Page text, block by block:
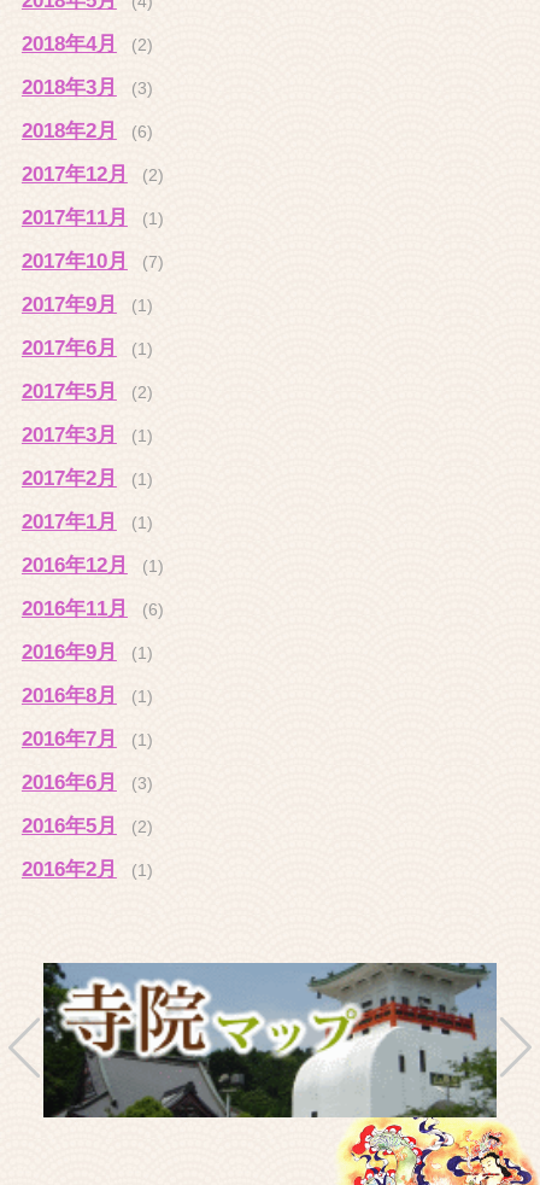
2018年4月 (2)
2018年3月 (3)
2018年2月 (6)
2017年12月 (2)
2017年11月 (1)
2017年10月 (7)
2017年9月 (1)
2017年6月 (1)
2017年5月 (2)
2017年3月 (1)
2017年2月 (1)
2017年1月 (1)
2016年12月 (1)
2016年11月 (6)
2016年9月 (1)
2016年8月 (1)
2016年7月 (1)
2016年6月 (3)
2016年5月 (2)
2016年2月 (1)